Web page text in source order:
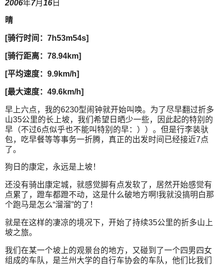
2006年7月 16 日
晴
[骑行时间：7h53m54s]
[骑行距离：78.94km]
[平均速度：9.9km/h]
[最大速度：49.6km/h]
早上六点，我的6230型闹钟就开始叫唤。为了尽早翻过折多
山35公里的长上坡，我们希望日晒少一些，因此起的特别的
早（不过6点似乎也不能叫特别的早：））。但是行李装驮
包，吃早餐等等事务一折腾，真正的出发时间已经接近7点
了。
狗日的康定，永远是上坡！
还没有骑出康定城，就感觉脚有点发软了，居然开始感觉有
点累了，蹬车都蹬不动，这是什么破地方啊!我就没搞明白那
个跑马是怎么“溜溜”的了！
就是在这样的凄凉的境况下，开始了持续35公里的折多山上
坡之旅。
我们在某一个坡上的观景台的地方，又碰到了一个四男四女
组成的车队，是兰州大学的自行车协会的车队，他们比我们